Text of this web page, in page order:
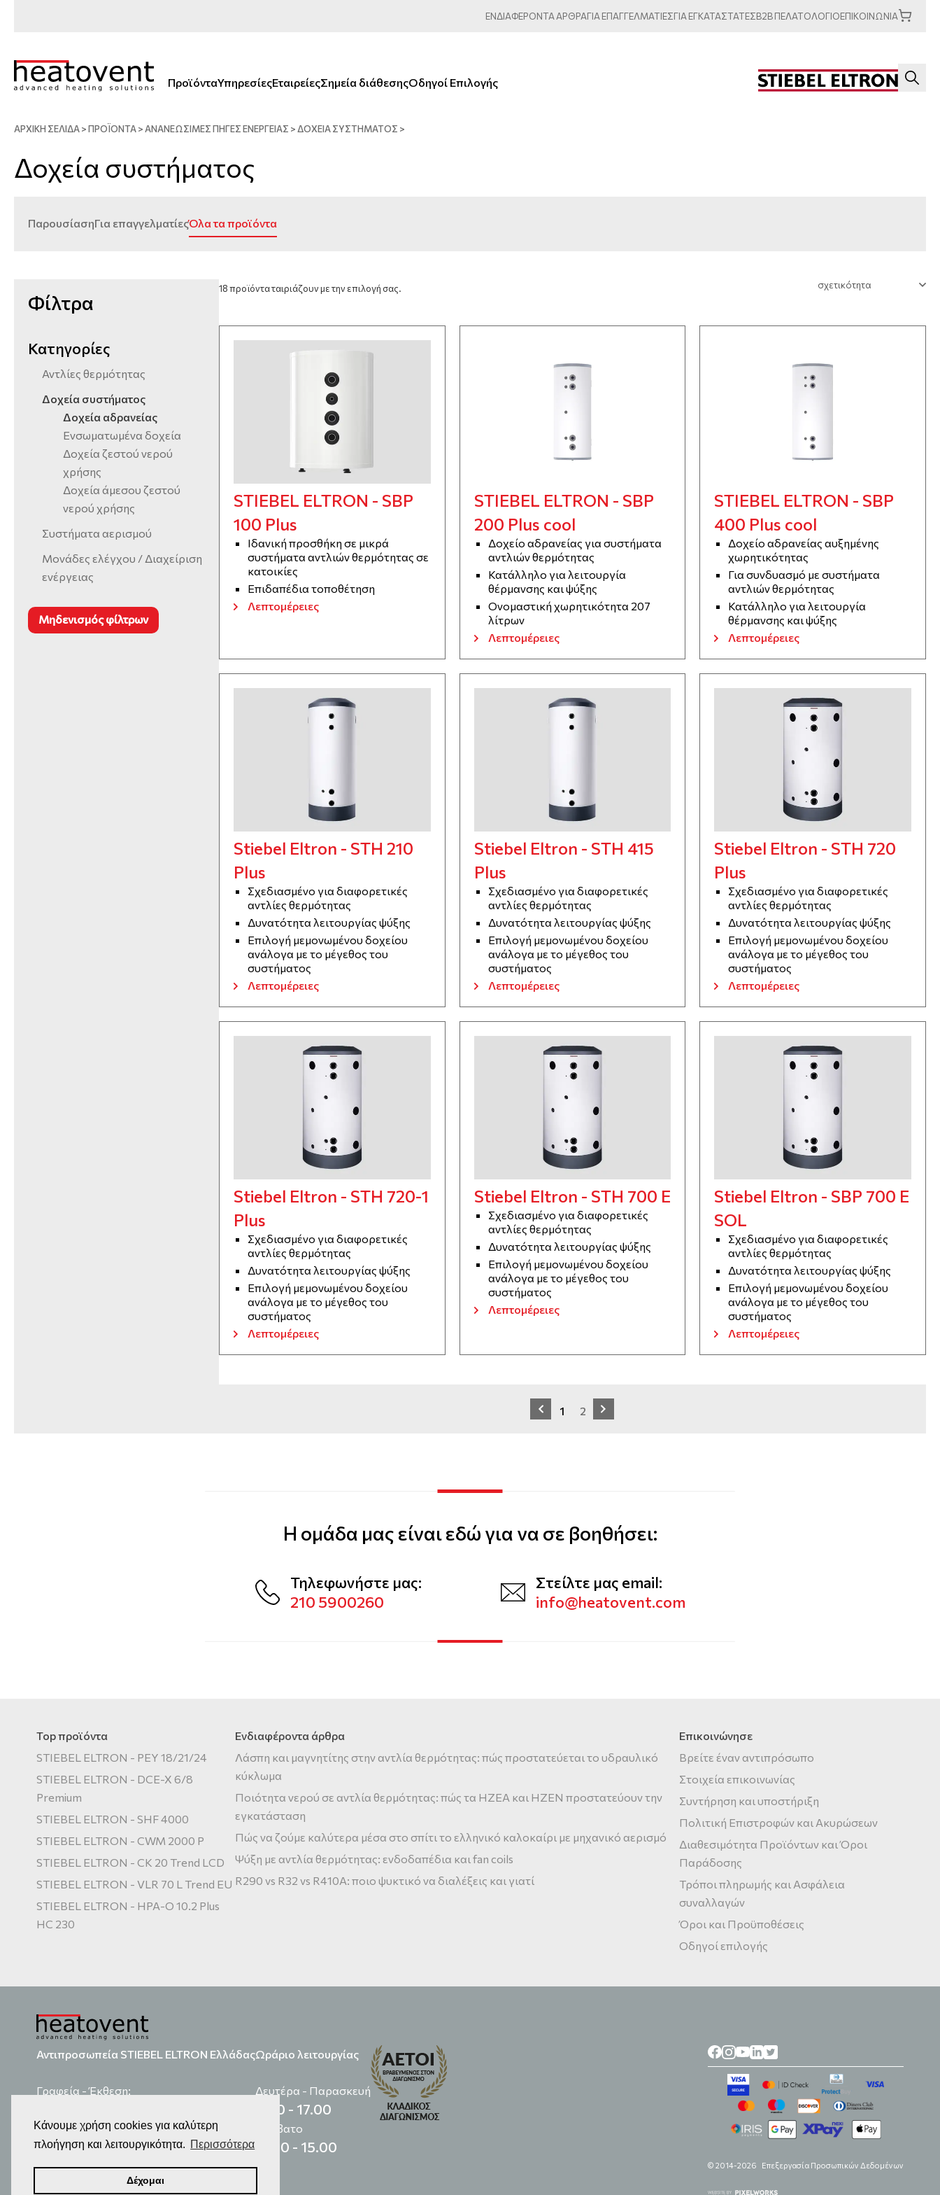
Κάνουμε χρήση cookies για καλύτερη
πλοήγηση και λειτουργικότητα. Περισσότερα
Δέχομαι
ΕΝΔΙΑΦΕΡΟΝΤΑ ΑΡΘΡΑΓΙΑ ΕΠΑΓΓΕΛΜΑΤΙΕΣΓΙΑ ΕΓΚΑΤΑΣΤΑΤΕΣB2BΠΕΛΑΤΟΛΟΓΙΟΕΠΙΚΟΙΝΩΝΙΑ
ΠροϊόνταΥπηρεσίεςΕταιρείεςΣημεία διάθεσηςΟδηγοί Επιλογής
ΑΡΧΙΚΗ ΣΕΛΙΔΑ>ΠΡΟΪΟΝΤΑ>ΑΝΑΝΕΏΣΙΜΕΣ ΠΗΓΈΣ ΕΝΈΡΓΕΙΑΣ >ΔΟΧΕΊΑ ΣΥΣΤΉΜΑΤΟΣ >
Δοχεία συστήματος
ΠαρουσίασηΓια επαγγελματίεςΌλα τα προϊόντα
Φίλτρα
Κατηγορίες
Αντλίες θερμότητας
Δοχεία συστήματος
Δοχεία αδρανείας
Ενσωματωμένα δοχεία
Δοχεία ζεστού νερού
χρήσης
Δοχεία άμεσου ζεστού
νερού χρήσης
Συστήματα αερισμού
Μονάδες ελέγχου / Διαχείριση
ενέργειας
Μηδενισμός φίλτρων
18προϊόντα ταιριάζουν με την επιλογή σας.
STIEBEL ELTRON - SBP
100 Plus
Ιδανική προσθήκη σε μικρά
συστήματα αντλιών θερμότητας σε
κατοικίες
Επιδαπέδια τοποθέτηση
Λεπτομέρειες
STIEBEL ELTRON - SBP
200 Plus cool
Δοχείο αδρανείας για συστήματα
αντλιών θερμότητας
Κατάλληλο για λειτουργία
θέρμανσης και ψύξης
Ονομαστική χωρητικότητα 207
λίτρων
Λεπτομέρειες
STIEBEL ELTRON - SBP
400 Plus cool
Δοχείο αδρανείας αυξημένης
χωρητικότητας
Για συνδυασμό με συστήματα
αντλιών θερμότητας
Κατάλληλο για λειτουργία
θέρμανσης και ψύξης
Λεπτομέρειες
Stiebel Eltron - STH 210
Plus
Σχεδιασμένο για διαφορετικές
αντλίες θερμότητας
Δυνατότητα λειτουργίας ψύξης
Επιλογή μεμονωμένου δοχείου
ανάλογα με το μέγεθος του
συστήματος
Λεπτομέρειες
Stiebel Eltron - STH 415
Plus
Σχεδιασμένο για διαφορετικές
αντλίες θερμότητας
Δυνατότητα λειτουργίας ψύξης
Επιλογή μεμονωμένου δοχείου
ανάλογα με το μέγεθος του
συστήματος
Λεπτομέρειες
Stiebel Eltron - STH 720
Plus
Σχεδιασμένο για διαφορετικές
αντλίες θερμότητας
Δυνατότητα λειτουργίας ψύξης
Επιλογή μεμονωμένου δοχείου
ανάλογα με το μέγεθος του
συστήματος
Λεπτομέρειες
Stiebel Eltron - STH 720-1
Plus
Σχεδιασμένο για διαφορετικές
αντλίες θερμότητας
Δυνατότητα λειτουργίας ψύξης
Επιλογή μεμονωμένου δοχείου
ανάλογα με το μέγεθος του
συστήματος
Λεπτομέρειες
Stiebel Eltron - STH 700 E
Σχεδιασμένο για διαφορετικές
αντλίες θερμότητας
Δυνατότητα λειτουργίας ψύξης
Επιλογή μεμονωμένου δοχείου
ανάλογα με το μέγεθος του
συστήματος
Λεπτομέρειες
Stiebel Eltron - SBP 700 E
SOL
Σχεδιασμένο για διαφορετικές
αντλίες θερμότητας
Δυνατότητα λειτουργίας ψύξης
Επιλογή μεμονωμένου δοχείου
ανάλογα με το μέγεθος του
συστήματος
Λεπτομέρειες
1 2
Η ομάδα μας είναι εδώ για να σε βοηθήσει:
Τηλεφωνήστε μας:
210 5900260
Στείλτε μας email:
info@heatovent.com
Top προϊόντα
STIEBEL ELTRON - PEY 18/21/24
STIEBEL ELTRON - DCE-X 6/8
Premium
STIEBEL ELTRON - SHF 4000
STIEBEL ELTRON - CWM 2000 P
STIEBEL ELTRON - CK 20 Trend LCD
STIEBEL ELTRON - VLR 70 L Trend EU
STIEBEL ELTRON - HPA-O 10.2 Plus
HC 230
Ενδιαφέροντα άρθρα
Λάσπη και μαγνητίτης στην αντλία θερμότητας: πώς προστατεύεται το υδραυλικό
κύκλωμα
Ποιότητα νερού σε αντλία θερμότητας: πώς τα HZEA και HZEN προστατεύουν την
εγκατάσταση
Πώς να ζούμε καλύτερα μέσα στο σπίτι το ελληνικό καλοκαίρι με μηχανικό αερισμό
Ψύξη με αντλία θερμότητας: ενδοδαπέδια και fan coils
R290 vs R32 vs R410A: ποιο ψυκτικό να διαλέξεις και γιατί
Επικοινώνησε
Βρείτε έναν αντιπρόσωπο
Στοιχεία επικοινωνίας
Συντήρηση και υποστήριξη
Πολιτική Επιστροφών και Ακυρώσεων
Διαθεσιμότητα Προϊόντων και Όροι
Παράδοσης
Τρόποι πληρωμής και Ασφάλεια
συναλλαγών
Όροι και Προϋποθέσεις
Οδηγοί επιλογής
Αντιπροσωπεία STIEBEL ELTRON Ελλάδας
Γραφεία - Έκθεση:
τηλ210 5900260
email:info@heatovent.com
Ωράριο λειτουργίας
Δευτέρα - Παρασκευή
9.00 - 17.00
Σάββατο
11.00 - 15.00
© 2014-2026 Επεξεργασία Προσωπικών Δεδομένων